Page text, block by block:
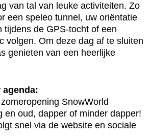
van tal van leuke activiteiten. Zo
een speleo tunnel, uw oriëntatie
tijdens de GPS-tocht of een
volgen. Om deze dag af te sluiten
genieten van een heerlijke
agenda:
SnowWorld
en oud, dapper of minder dapper!
snel via de website en sociale